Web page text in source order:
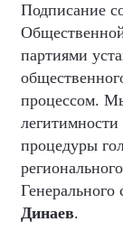
Подписание
партиями
процессом.
процедуры
Динаев.